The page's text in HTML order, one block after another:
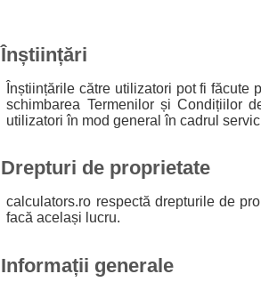
Înștiințări
Înștiințările către utilizatori pot fi
schimbarea Termenilor și Condițiilor
utilizatori în mod general în cadrul
Drepturi de proprietate
calculators.ro respectă drepturile de
facă același lucru.
Informații generale